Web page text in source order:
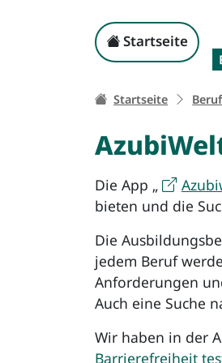
AzubiWelt
Kopf-
Startseite
Ihr Weg
Startseite
Die App „
bieten und die
Die
jedem Beruf
Anforderungen
Auch eine Suche
Wir haben in der
Barrierefreiheit